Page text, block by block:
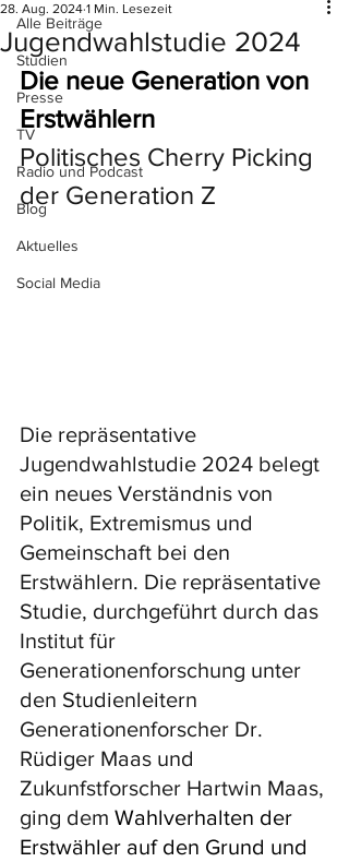
Alle Beiträge
Studien
Presse
TV
Radio und Podcast
Blog
Aktuelles
Social Media
Jugendwahlstudie 2024
28. Aug. 2024 1 Min. Lesezeit
Die neue Generation von
Erstwählern
Politisches Cherry Picking
der Generation Z
Die repräsentative
Jugendwahlstudie 2024 belegt
ein neues Verständnis von
Politik, Extremismus und
Gemeinschaft bei den
Erstwählern. Die repräsentative
Studie, durchgeführt durch das
Institut für
Generationenforschung unter
den Studienleitern
Generationenforscher Dr.
Rüdiger Maas und
Zukunfstforscher Hartwin Maas,
ging dem Wahlverhalten der
Erstwähler auf den Grund und